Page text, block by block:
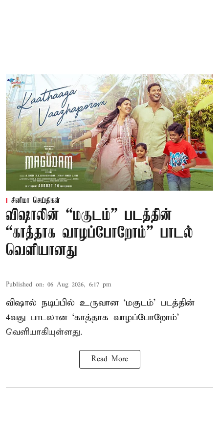
சினிமா செய்திகள்
விஷாலின் “மகுடம்” படத்தின்
“காத்தாக வாழப்போறோம்” பாடல்
வெளியானது
Published on: 06 Aug 2026, 6:17 pm
விஷால் நடிப்பில் உருவான ‘மகுடம்’ படத்தின்
4வது பாடலான ‘காத்தாக வாழப்போறோம்’
வெளியாகியுள்ளது.
Read More